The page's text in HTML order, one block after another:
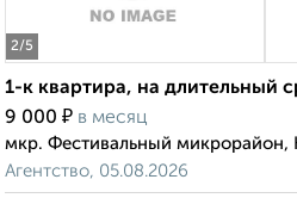
2/5
1-к квартира, на длительный
9 000 ₽ в месяц
мкр. Фестивальный микрорайон,
Агентство, 05.08.2026